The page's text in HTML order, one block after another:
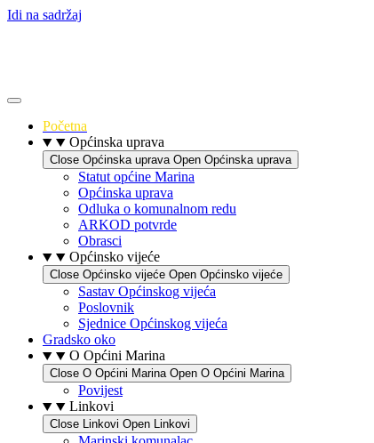
Idi na sadržaj
Početna
Općinska uprava
Close Općinska uprava Open Općinska uprava
Statut općine Marina
Općinska uprava
Odluka o komunalnom redu
ARKOD potvrde
Obrasci
Općinsko vijeće
Close Općinsko vijeće Open Općinsko vijeće
Sastav Općinskog vijeća
Poslovnik
Sjednice Općinskog vijeća
Gradsko oko
O Općini Marina
Close O Općini Marina Open O Općini Marina
Povijest
Linkovi
Close Linkovi Open Linkovi